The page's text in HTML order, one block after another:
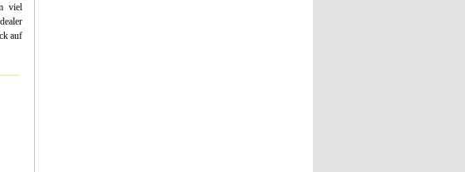
viel
auf